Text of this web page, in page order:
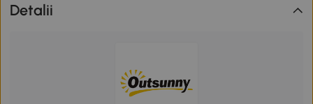
Detalii